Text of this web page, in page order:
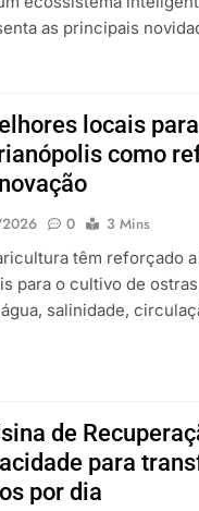
as principais
locais
como
0
3 Mins
têm reforçado
para o cultivo de
salinidade,
de
para
por dia